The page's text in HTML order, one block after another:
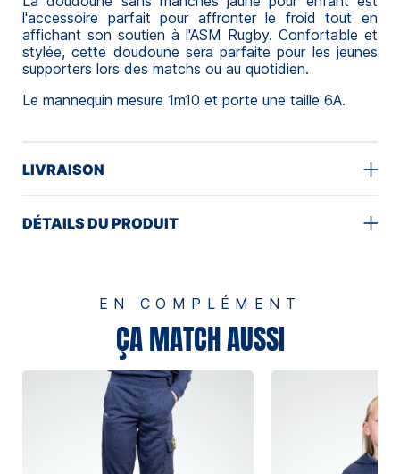
l'accessoire parfait pour affronter le froid tout en
affichant son soutien à l'ASM Rugby. Confortable et
stylée, cette doudoune sera parfaite pour les jeunes
supporters lors des matchs ou au quotidien.
Le mannequin mesure 1m10 et porte une taille 6A.
LIVRAISON
DÉTAILS DU PRODUIT
EN COMPLÉMENT
ÇA MATCH AUSSI